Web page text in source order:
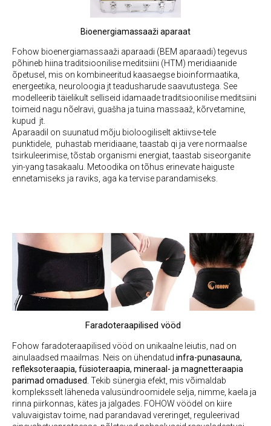
Bioenergiamassaaži aparaat
Fohow bioenergiamassaaži aparaadi (BEM aparaadi) tegevus
põhineb hiina traditsioonilise meditsiini (HTM) meridiaanide
õpetusel, mis on kombineeritud kaasaegse bioinformaatika,
energeetika, neuroloogia jt teadusharude saavutustega. See
modelleerib täielikult selliseid idamaade traditsioonilise meditsiini
toimeid nagu nõelravi, guašha ja tuina massaaž, kõrvetamine,
kupud jt.
Aparaadil on suunatud mõju bioloogiliselt aktiivse-tele
punktidele, puhastab meridiaane, taastab qi ja vere normaalse
tsirkuleerimise, tõstab organismi energiat, taastab siseorganite
yin-yang tasakaalu. Metoodika on tõhus erinevate haiguste
ennetamiseks ja raviks, aga ka tervise parandamiseks.
Faradoteraapilised vööd
Fohow faradoteraapilised vööd on unikaalne leiutis, nad on
ainulaadsed maailmas. Neis on ühendatud infra-punasauna,
refleksoteraapia, füsioteraapia, mineraal- ja magnetteraapia
parimad omadused. Tekib sünergia efekt, mis võimaldab
kompleksselt läheneda valusündroomidele selja, nimme, kaela ja
rinna piirkonnas, kätes ja jalgades. FOHOW vöödel on kiire
valuvaigistav toime, nad parandavad vereringet, reguleerivad